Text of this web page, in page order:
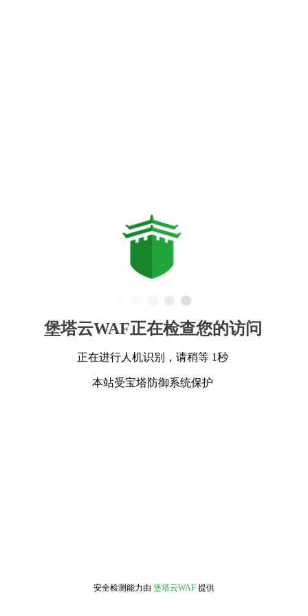
堡塔云WAF正在检查您的访问
正在进行人机识别，请稍等 1秒
本站受宝塔防御系统保护
安全检测能力由 堡塔云WAF 提供